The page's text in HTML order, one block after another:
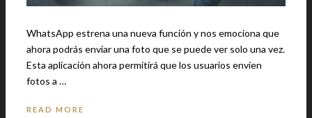
WhatsApp estrena una nueva función y nos emociona que
ahora podrás enviar una foto que se puede ver solo una vez.
Esta aplicación ahora permitirá que los usuarios envíen
fotos a …
READ MORE